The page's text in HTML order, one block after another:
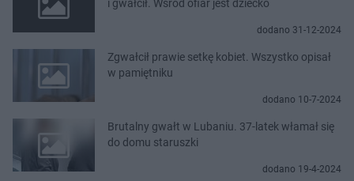
i gwałcił. Wśród ofiar jest dziecko
dodano 31-12-2024
Zgwałcił prawie setkę kobiet. Wszystko opisał
w pamiętniku
dodano 10-7-2024
Brutalny gwałt w Lubaniu. 37-latek włamał się
do domu staruszki
dodano 19-4-2024